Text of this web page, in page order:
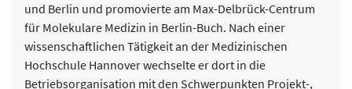
und Berlin und promovierte am Max-Delbrück-Centrum
für Molekulare Medizin in Berlin-Buch. Nach einer
wissenschaftlichen Tätigkeit an der Medizinischen
Hochschule Hannover wechselte er dort in die
Betriebsorganisation mit den Schwerpunkten Projekt-,